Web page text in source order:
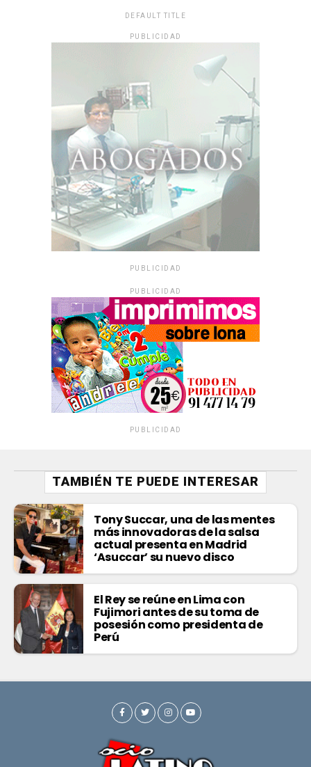
DEFAULT TITLE
PUBLICIDAD
PUBLICIDAD
PUBLICIDAD
PUBLICIDAD
TAMBIÉN TE PUEDE INTERESAR
Tony Succar, una de las mentes
más innovadoras de la salsa
actual presenta en Madrid
‘Asuccar’ su nuevo disco
El Rey se reúne en Lima con
Fujimori antes de su toma de
posesión como presidenta de
Perú